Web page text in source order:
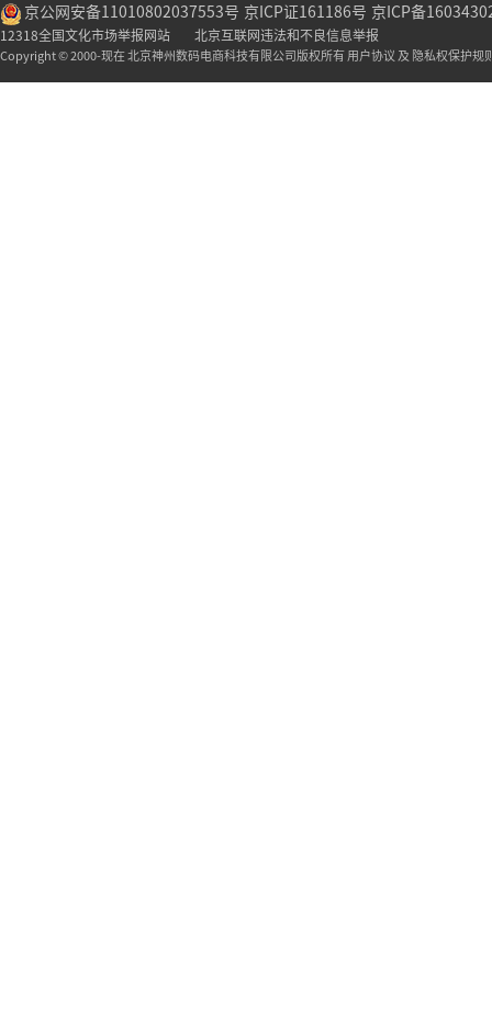
京公网安备11010802037553号 京ICP证161186号 京ICP备
12318全国文化市场举报网站 北京互联网违法和不良信息举报
Copyright © 2000-现在 北京神州数码电商科技有限公司版权所有 用户协议 及 隐私权保护规